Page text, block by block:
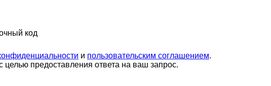
код
и пользовательским соглашением.
предоставления ответа на ваш запрос.